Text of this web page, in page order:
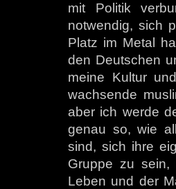
mit Politik
notwendig, sich
Platz im Metal
den Deutschen
meine Kultur
wachsende
aber ich werde
genau so, wie
sind, sich ihre
Gruppe zu sein,
Leben und der